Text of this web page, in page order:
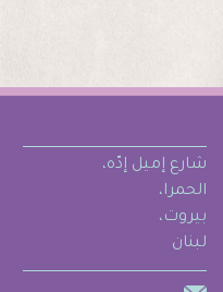
شارع إميل إدّه،
الحمرا،
بيروت،
لبنان